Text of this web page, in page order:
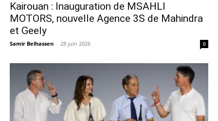
Kairouan : Inauguration de MSAHLI
MOTORS, nouvelle Agence 3S de Mahindra
et Geely
Samir Belhassen - 28 juin 2026 0